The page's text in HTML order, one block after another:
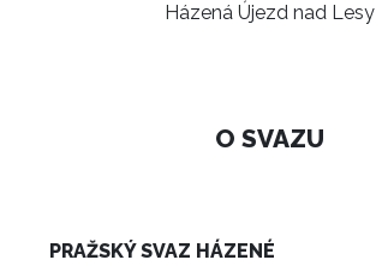
Házená Újezd nad Lesy
O SVAZU
PRAŽSKÝ SVAZ HÁZENÉ